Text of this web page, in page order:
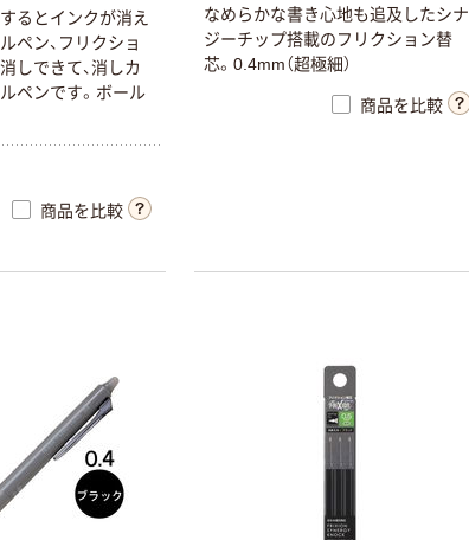
する とイ ンクが消え
ルペン、 フ リ クシ ョ
消 しできて、 消 しカ
ルペンです。 ボール
商品を比較
なめらかな書き心地も追及 したシナ
ジーチップ搭載のフ リ クシ ョ ン替
芯。 0. 4mm（超極細）
商品を比較